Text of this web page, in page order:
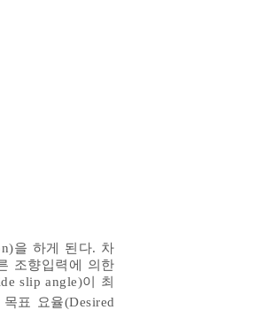
을 하게 된다. 차
조향입력에 의한
slip angle)이 최
표 요율(Desired